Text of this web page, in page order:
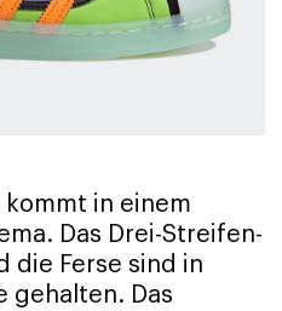
kommt in einem
Das Drei-Streifen-
die Ferse sind in
gehalten. Das